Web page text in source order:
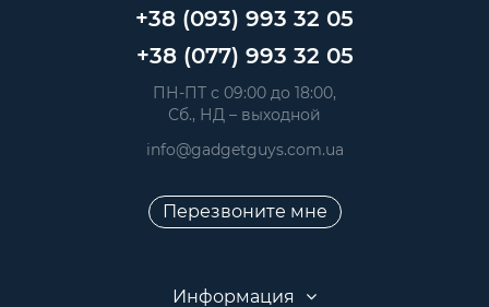
+38 (093) 993 32 05
+38 (077) 993 32 05
ПН-ПТ с 09:00 до 18:00,
Сб., НД – выходной
info@gadgetguys.com.ua
Перезвоните мне
Информация